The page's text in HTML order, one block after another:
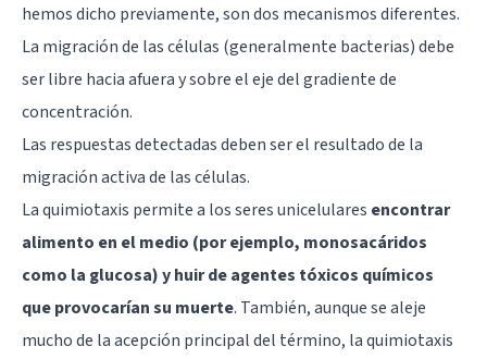
hemos dicho previamente, son dos mecanismos diferentes.
La migración de las células (generalmente bacterias) debe
ser libre hacia afuera y sobre el eje del gradiente de
concentración.
Las respuestas detectadas deben ser el resultado de la
migración activa de las células.
La quimiotaxis permite a los seres unicelulares encontrar
alimento en el medio (por ejemplo, monosacáridos
como la glucosa) y huir de agentes tóxicos químicos
que provocarían su muerte. También, aunque se aleje
mucho de la acepción principal del término, la quimiotaxis